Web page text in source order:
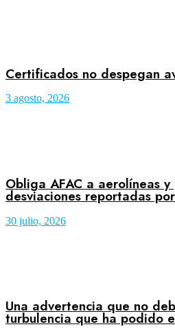
Certificados no despegan
3 agosto, 2026
Obliga AFAC a aerolíneas
desviaciones reportadas
30 julio, 2026
Una advertencia que no
turbulencia que ha podido